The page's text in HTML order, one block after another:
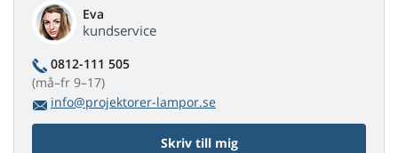
Eva
kundservice
0812-111 505
(må–fr 9–17)
info@projektorer-lampor.se
Skriv till mig